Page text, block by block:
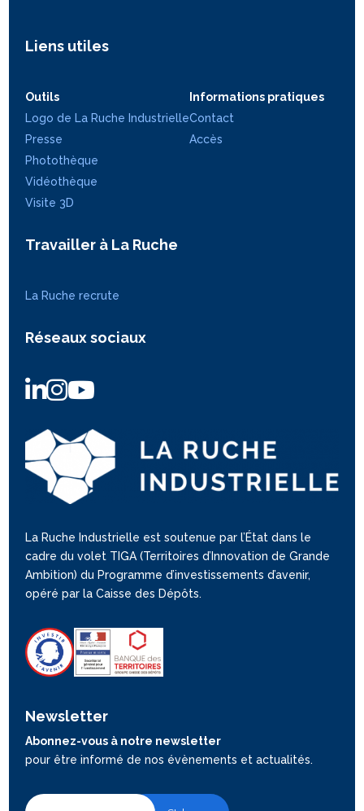
Liens utiles
Outils
Logo de La Ruche Industrielle
Presse
Photothèque
Vidéothèque
Visite 3D
Informations pratiques
Contact
Accès
Travailler à La Ruche
La Ruche recrute
Réseaux sociaux
La Ruche Industrielle est soutenue par l’État dans le
cadre du volet TIGA (Territoires d’Innovation de Grande
Ambition) du Programme d’investissements d’avenir,
opéré par la Caisse des Dépôts.
Newsletter
Abonnez-vous à notre newsletter
pour être informé de nos évènements et actualités.